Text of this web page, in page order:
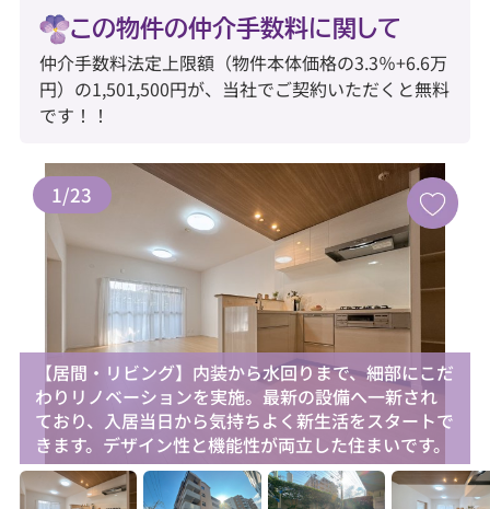
この物件の仲介手数料に関して
仲介手数料法定上限額（物件本体価格の3.3％+6.6万
円）の1,501,500円が、当社でご契約いただくと無料
です！！
お気に入り追加
1/23
【居間・リビング】内装から水回りまで、細部にこだ
わりリノベーションを実施。最新の設備へ一新され
ており、入居当日から気持ちよく新生活をスタートで
きます。デザイン性と機能性が両立した住まいです。